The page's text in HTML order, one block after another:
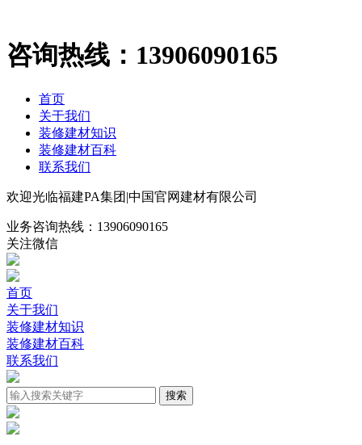
咨询热线： 13906090165
首页
关于我们
装修建材知识
装修建材百科
联系我们
欢迎光临福建PA集团|中国官网建材有限公司
业务咨询热线： 13906090165
关注微信
首页
关于我们
装修建材知识
装修建材百科
联系我们